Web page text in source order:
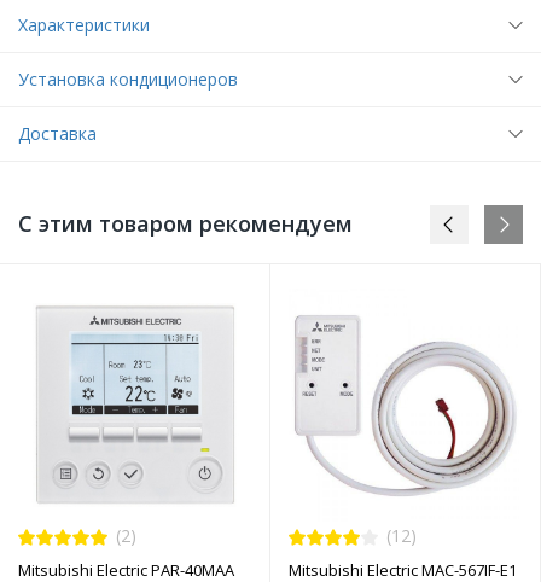
Характеристики
Установка кондиционеров
Доставка
С этим товаром рекомендуем
(2)
Mitsubishi Electric PAR-40MAA
(12)
Mitsubishi Electric MAC-567IF-E1